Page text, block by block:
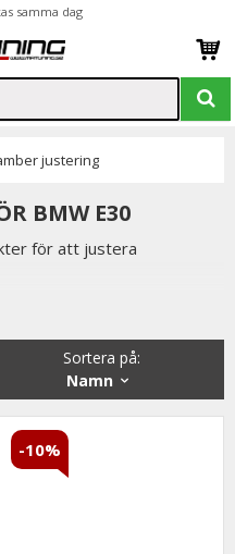
samma dag
justering
BMW E30
för att justera
möjlighet att justera
kan ni justera
Sortera på:
Namn
-10%